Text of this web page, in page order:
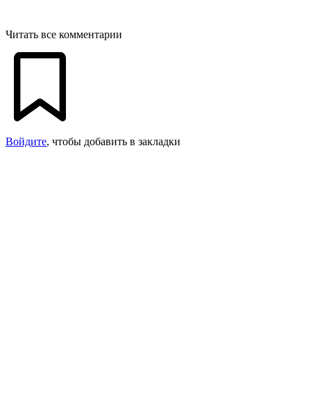
Читать все комментарии
Войдите, чтобы добавить в закладки